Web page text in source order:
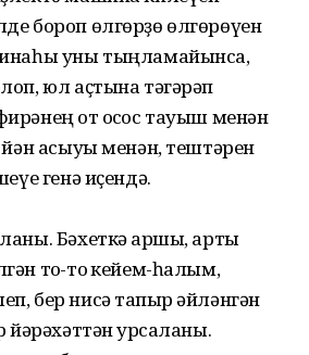
бороп өлгөрҙө өлгөрөүен
уны тыңламайынса,
юл аҫтына тәгәрәп
ҡот осҡос тауыш менән
йән асыуы менән, тештәрен
генә иҫендә.
Бәхеткә ҡаршы, артҡы
тоҡ-тоҡ кейем-һалым,
бер нисә тапҡыр әйләнгән
йәрәхәттән ҡурсаланы.